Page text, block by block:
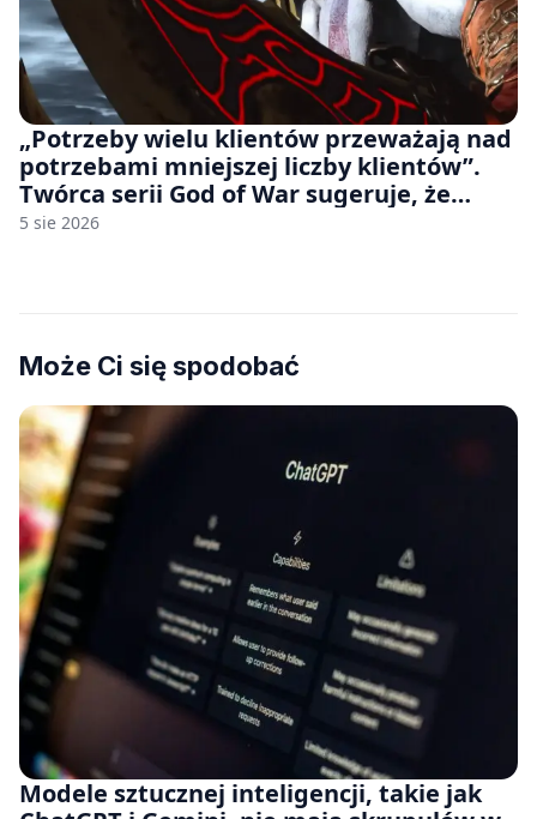
„Potrzeby wielu klientów przeważają nad
potrzebami mniejszej liczby klientów”.
Twórca serii God of War sugeruje, że
rozumie, dlaczego Sony rezygnuje z gier
5 sie 2026
Może Ci się spodobać
Modele sztucznej inteligencji, takie jak